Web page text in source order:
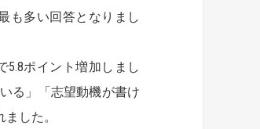
も多い回答となりまし
ポイント増加しまし
る」「志望動機が書け
した。